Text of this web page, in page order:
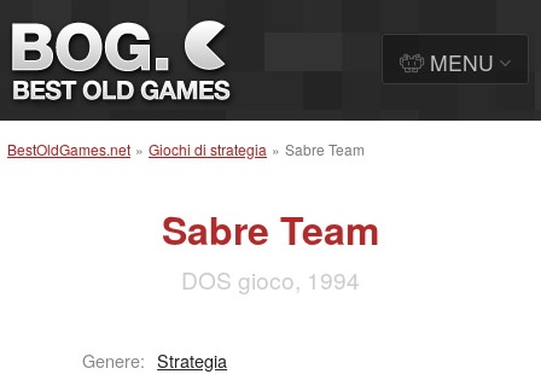
BestOldGames.net » Giochi di strategia » Sabre Team
Sabre Team
DOS gioco, 1994
Genere: Strategia
MENU